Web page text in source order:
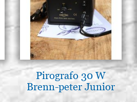
Pirografo 30 W
Brenn-peter Junior